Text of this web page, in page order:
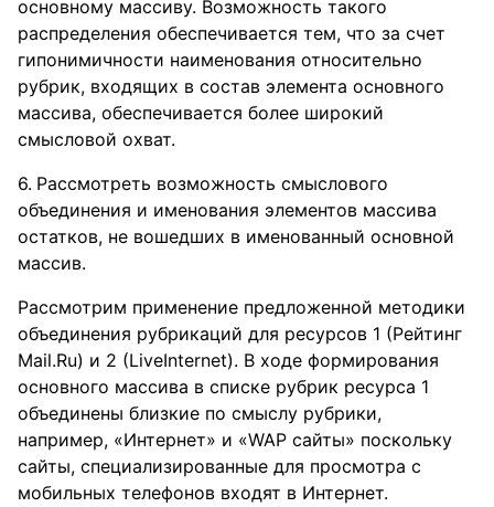
основному массиву. Возможность такого
распределения обеспечивается тем, что за счет
гипонимичности наименования относительно
рубрик, входящих в состав элемента основного
массива, обеспечивается более широкий
смысловой охват.
Рассмотреть возможность смыслового
объединения и именования элементов массива
остатков, не вошедших в именованный основной
массив.
Рассмотрим применение предложенной методики
объединения рубрикаций для ресурсов 1 (Рейтинг
Mail.Ru) и 2 (LiveInternet). В ходе формирования
основного массива в списке рубрик ресурса 1
объединены близкие по смыслу рубрики,
например, «Интернет» и «WAP сайты» поскольку
сайты, специализированные для просмотра с
мобильных телефонов входят в Интернет.